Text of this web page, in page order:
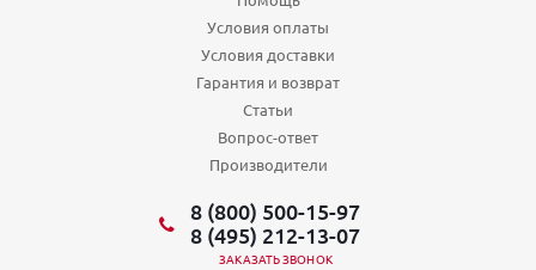
Условия оплаты
Условия доставки
Гарантия и возврат
Статьи
Вопрос-ответ
Производители
8 (800) 500-15-97
8 (495) 212-13-07
ЗАКАЗАТЬ ЗВОНОК